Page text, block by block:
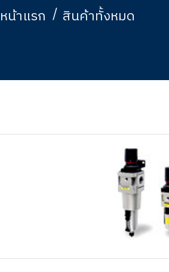
หน้าแรก สินค้าทั้งหมด